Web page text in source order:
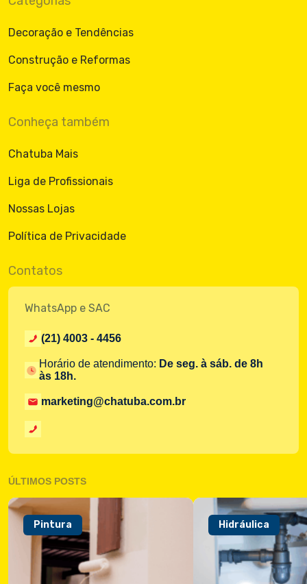
Decoração e Tendências
Construção e Reformas
Faça você mesmo
Conheça também
Chatuba Mais
Liga de Profissionais
Nossas Lojas
Política de Privacidade
Contatos
WhatsApp e SAC
(21) 4003 - 4456
Horário de atendimento: De seg. à sáb. de 8h
às 18h.
marketing@chatuba.com.br
ÚLTIMOS POSTS
Pintura Hidráulica